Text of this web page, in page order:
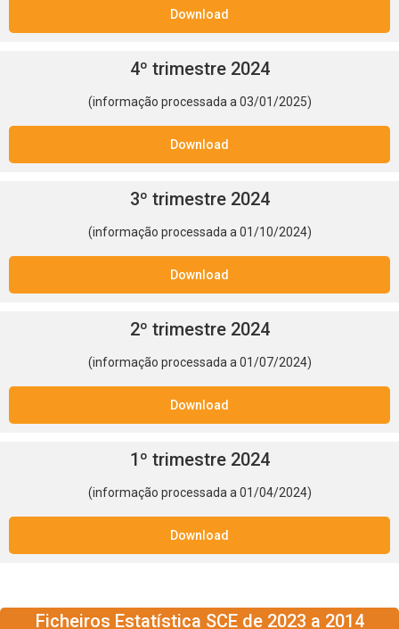
Download
4º trimestre 2024
(informação processada a 03/01/2025)
Download
3º trimestre 2024
(informação processada a 01/10/2024)
Download
2º trimestre 2024
(informação processada a 01/07/2024)
Download
1º trimestre 2024
(informação processada a 01/04/2024)
Download
Ficheiros Estatística SCE de 2023 a 2014